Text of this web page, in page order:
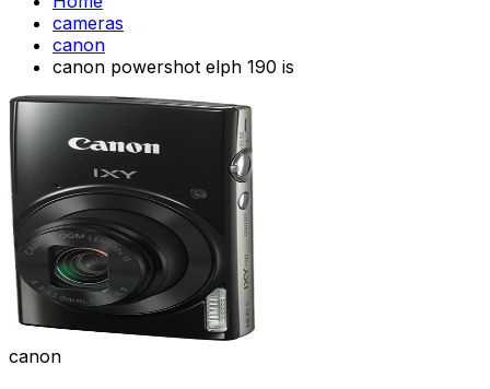
cameras
canon
canon powershot elph 190 is
canon